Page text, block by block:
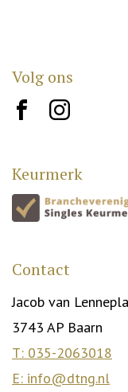
Volg ons
brand10 brand12
Keurmerk
Contact
Jacob van
3743 AP Baarn
T: 035-2063018
E: info@dtng.nl